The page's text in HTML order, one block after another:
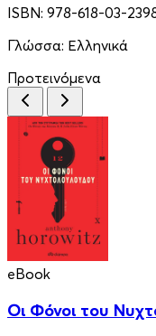
ISBN: 978-618-03-
Γλώσσα: Ελληνικά
Προτεινόμενα
eBook
Οι Φόνοι του